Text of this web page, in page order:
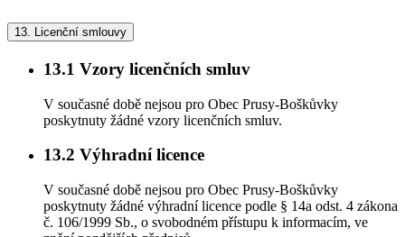
13. Licenční smlouvy
13.1 Vzory licenčních smluv
V současné době nejsou pro Obec Prusy-Boškůvky
poskytnuty žádné vzory licenčních smluv.
13.2 Výhradní licence
V současné době nejsou pro Obec Prusy-Boškůvky
poskytnuty žádné výhradní licence podle § 14a odst. 4 zákona
č. 106/1999 Sb., o svobodném přístupu k informacím, ve